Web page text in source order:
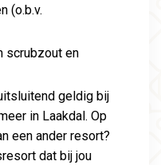
(o.b.v.
scrubzout en
geldig bij
in Laakdal. Op
een ander resort?
dat bij jou